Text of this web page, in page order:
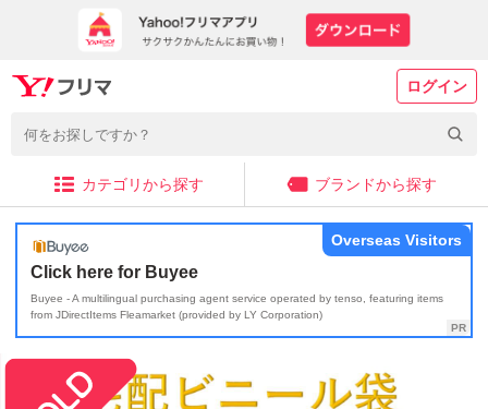
ログイン
カテゴリから探す ブランドから探す
Click here for Buyee
Buyee - A multilingual purchasing agent service operated by tenso, featuring items
from JDirectItems Fleamarket (provided by LY Corporation)
Overseas Visitors